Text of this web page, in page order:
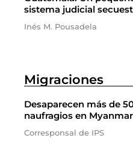
sistema judicial
Inés M. Pousadela
Migraciones
Desaparecen más de
naufragios en Myanmar
Corresponsal de IPS